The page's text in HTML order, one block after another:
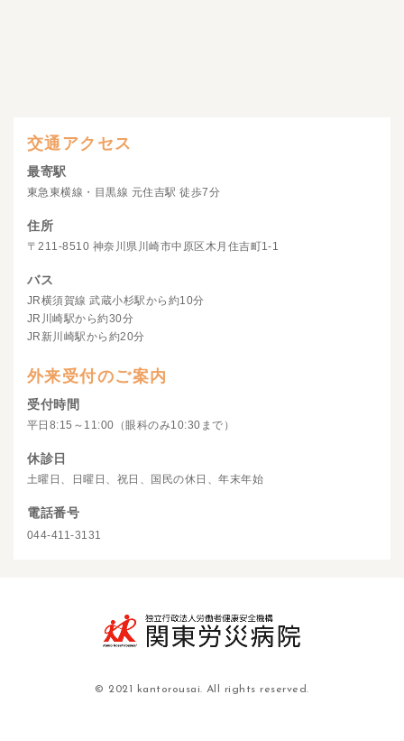
交通アクセス
最寄駅
東急東横線・目黒線 元住吉駅 徒歩7分
住所
〒211-8510 神奈川県川崎市中原区木月住吉町1-1
バス
JR横須賀線 武蔵小杉駅から約10分
JR川崎駅から約30分
JR新川崎駅から約20分
外来受付のご案内
受付時間
平日8:15～11:00（眼科のみ10:30まで）
休診日
土曜日、日曜日、祝日、国民の休日、年末年始
電話番号
044-411-3131
© 2021 kantorousai. All rights reserved.